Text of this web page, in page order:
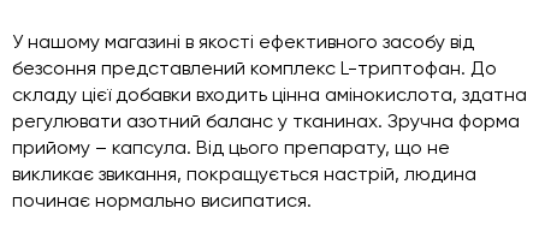
У нашому магазині в якості ефективного засобу від
безсоння представлений комплекс L-триптофан. До
складу цієї добавки входить цінна амінокислота, здатна
регулювати азотний баланс у тканинах. Зручна форма
прийому – капсула. Від цього препарату, що не
викликає звикання, покращується настрій, людина
починає нормально висипатися.